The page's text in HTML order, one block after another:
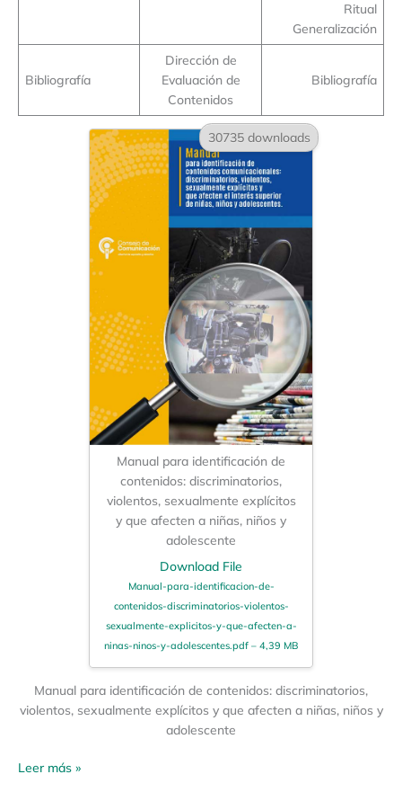
Ritual
Generalización
Bibliografía
Dirección de
Evaluación de
Contenidos
Bibliografía
30735 downloads
Manual para identificación de
contenidos: discriminatorios,
violentos, sexualmente explícitos
y que afecten a niñas, niños y
adolescente
Download File
Manual-para-identificacion-de-
contenidos-discriminatorios-violentos-
sexualmente-explicitos-y-que-afecten-a-
ninas-ninos-y-adolescentes.pdf – 4,39 MB
Manual para identificación de contenidos: discriminatorios,
violentos, sexualmente explícitos y que afecten a niñas, niños y
adolescente
Leer más »